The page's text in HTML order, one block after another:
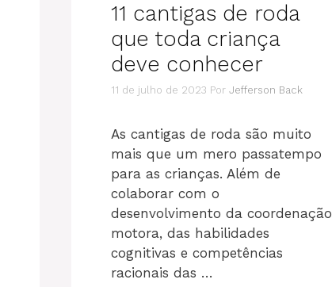
11 cantigas de roda
que toda criança
deve conhecer
11 de julho de 2023 Por Jefferson Back
As cantigas de roda são muito
mais que um mero passatempo
para as crianças. Além de
colaborar com o
desenvolvimento da coordenação
motora, das habilidades
cognitivas e competências
racionais das …